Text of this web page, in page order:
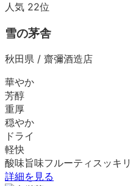
人気 22位
雪の茅舎
秋田県 / 齋彌酒造店
華やか
芳醇
重厚
穏やか
ドライ
軽快
酸味旨味フルーティ スッキリ
詳細を見る